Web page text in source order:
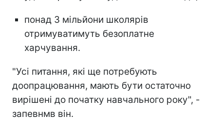
понад 3 мільйони школярів
отримуватимуть безоплатне
харчування.
"Усі питання, які ще потребують
доопрацювання, мають бути остаточно
вирішені до початку навчального року", -
запевнмв він.